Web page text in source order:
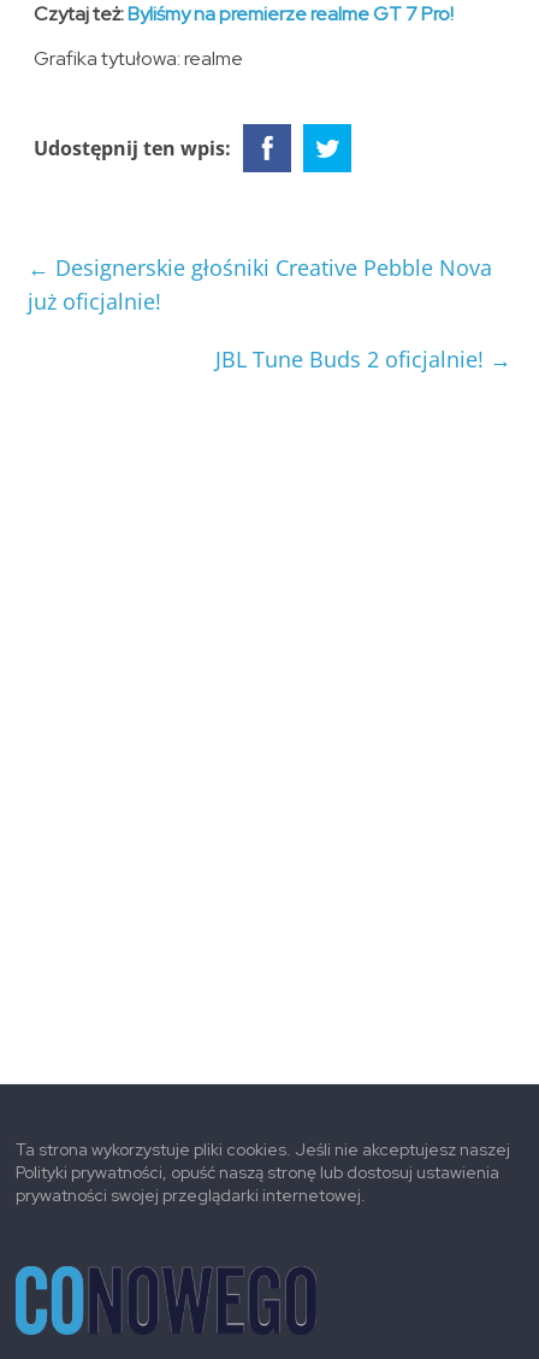
Czytaj też:Byliśmy na premierze realme GT 7 Pro!
Grafika tytułowa: realme
Udostępnij ten wpis:
← Designerskie głośniki Creative Pebble Nova
już oficjalnie!
JBL Tune Buds 2 oficjalnie! →
Ta strona wykorzystuje pliki cookies. Jeśli nie akceptujesz naszej
Polityki prywatności, opuść naszą stronę lub dostosuj ustawienia
prywatności swojej przeglądarki internetowej.